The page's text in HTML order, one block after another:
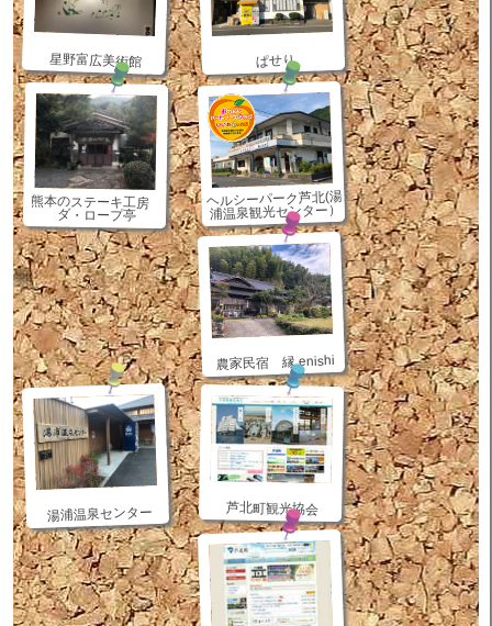
星野富広美術館 ぱせり
熊本のステーキ工房
ダ・ロープ亭
ヘルシーパーク芦北(湯
浦温泉観光センター）
農家民宿 縁 enishi
湯浦温泉センター 芦北町観光協会